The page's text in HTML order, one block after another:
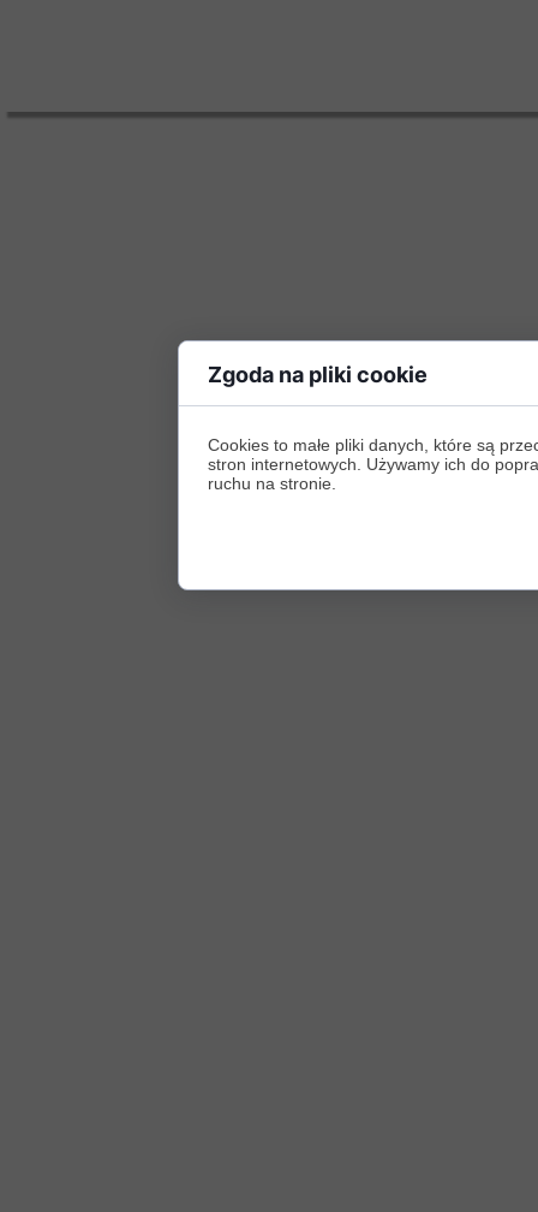
Zgoda na pliki cookie
Cookies to małe pliki danych, które są
stron internetowych. Używamy ich do
ruchu na stronie.